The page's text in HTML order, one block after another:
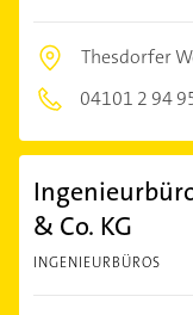
Thesdorfer
04101 2 94
Ingenieurbüro
& Co. KG
INGENIEURBÜROS